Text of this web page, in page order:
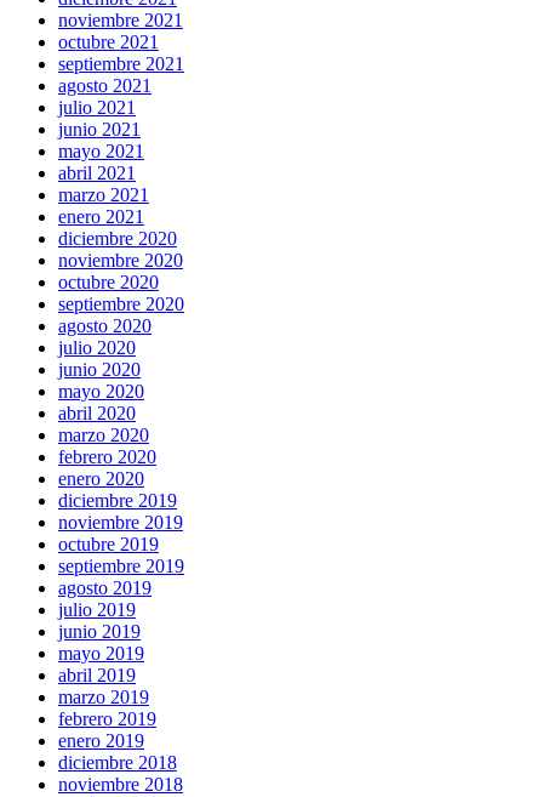
noviembre 2021
octubre 2021
septiembre 2021
agosto 2021
julio 2021
junio 2021
mayo 2021
abril 2021
marzo 2021
enero 2021
diciembre 2020
noviembre 2020
octubre 2020
septiembre 2020
agosto 2020
julio 2020
junio 2020
mayo 2020
abril 2020
marzo 2020
febrero 2020
enero 2020
diciembre 2019
noviembre 2019
octubre 2019
septiembre 2019
agosto 2019
julio 2019
junio 2019
mayo 2019
abril 2019
marzo 2019
febrero 2019
enero 2019
diciembre 2018
noviembre 2018